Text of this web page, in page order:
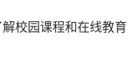
解校园课程和在线教育